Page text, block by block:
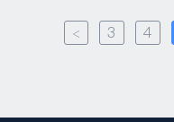
< 3 4